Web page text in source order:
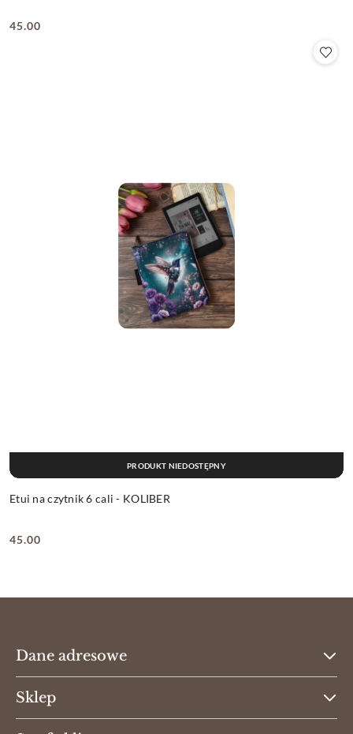
Cena:
45.00
Etui na czytnik 6 cali - KOLIBER
Cena:
45.00
PRODUKT NIEDOSTĘPNY
Dane adresowe
Sklep